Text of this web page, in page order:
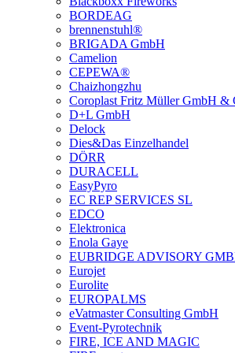
BORDEAG
brennenstuhl®
BRIGADA GmbH
Camelion
CEPEWA®
Chaizhongzhu
Coroplast Fritz Müller GmbH &
D+L GmbH
Delock
Dies&Das Einzelhandel
DÖRR
DURACELL
EasyPyro
EC REP SERVICES SL
EDCO
Elektronica
Enola Gaye
EUBRIDGE ADVISORY
Eurojet
Eurolite
EUROPALMS
eVatmaster Consulting GmbH
Event-Pyrotechnik
FIRE, ICE AND MAGIC